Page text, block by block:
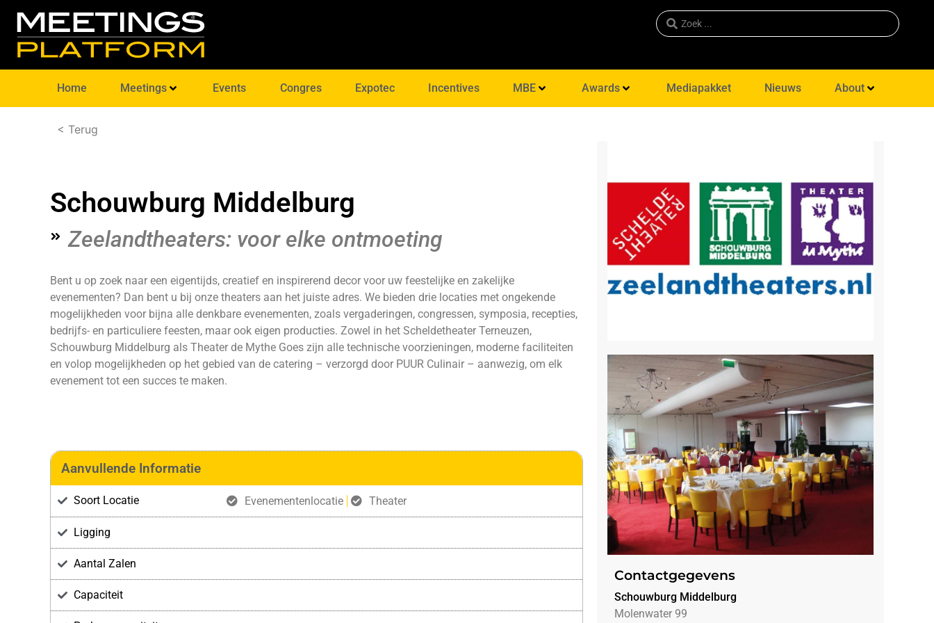
Home Meetings Events Congres Expotec Incentives MBE Awards Mediapakket Nieuws About
< Terug
Schouwburg Middelburg
Zeelandtheaters: voor elke ontmoeting
Bent u op zoek naar een eigentijds, creatief en inspirerend decor voor uw feestelijke en zakelijke
evenementen? Dan bent u bij onze theaters aan het juiste adres. We bieden drie locaties met ongekende
mogelijkheden voor bijna alle denkbare evenementen, zoals vergaderingen, congressen, symposia, recepties,
bedrijfs- en particuliere feesten, maar ook eigen producties. Zowel in het Scheldetheater Terneuzen,
Schouwburg Middelburg als Theater de Mythe Goes zijn alle technische voorzieningen, moderne faciliteiten
en volop mogelijkheden op het gebied van de catering – verzorgd door PUUR Culinair – aanwezig, om elk
evenement tot een succes te maken.
Aanvullende Informatie
Soort Locatie Evenementenlocatie Theater
Ligging
Aantal Zalen
Capaciteit
Contactgegevens
Schouwburg Middelburg
Molenwater 99